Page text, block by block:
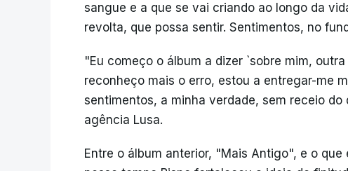
sangue e a que se vai criando ao longo da
revolta, que possa sentir. Sentimentos, no
"Eu começo o álbum a dizer `sobre mim,
reconheço mais o erro, estou a entregar-me
sentimentos, a minha verdade, sem receio
agência Lusa.
Entre o álbum anterior, "Mais Antigo", e o